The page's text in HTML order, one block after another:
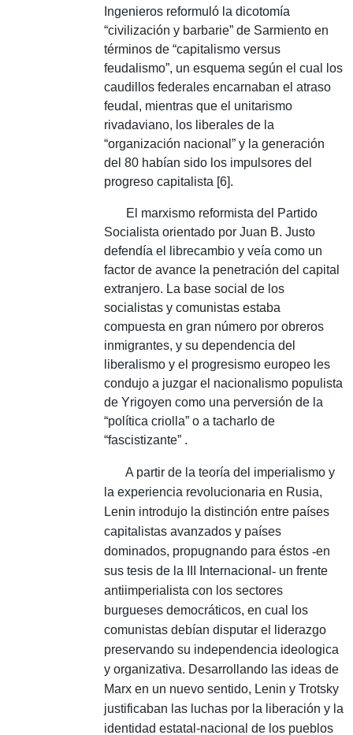
Ingenieros reformuló la dicotomía
“civilización y barbarie” de Sarmiento en
términos de “capitalismo versus
feudalismo”, un esquema según el cual los
caudillos federales encarnaban el atraso
feudal, mientras que el unitarismo
rivadaviano, los liberales de la
“organización nacional” y la generación
del 80 habían sido los impulsores del
progreso capitalista [6].
El marxismo reformista del Partido
Socialista orientado por Juan B. Justo
defendía el librecambio y veía como un
factor de avance la penetración del capital
extranjero. La base social de los
socialistas y comunistas estaba
compuesta en gran número por obreros
inmigrantes, y su dependencia del
liberalismo y el progresismo europeo les
condujo a juzgar el nacionalismo populista
de Yrigoyen como una perversión de la
“política criolla” o a tacharlo de
“fascistizante” .
A partir de la teoría del imperialismo y
la experiencia revolucionaria en Rusia,
Lenin introdujo la distinción entre países
capitalistas avanzados y países
dominados, propugnando para éstos -en
sus tesis de la III Internacional - un frente
antiimperialista con los sectores
burgueses democráticos, en cual los
comunistas debían disputar el liderazgo
preservando su independencia ideologica
y organizativa. Desarrollando las ideas de
Marx en un nuevo sentido, Lenin y Trotsky
justificaban las luchas por la liberación y la
identidad estatal-nacional de los pueblos